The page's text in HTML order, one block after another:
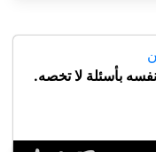
بأسئلة لا تخصه.